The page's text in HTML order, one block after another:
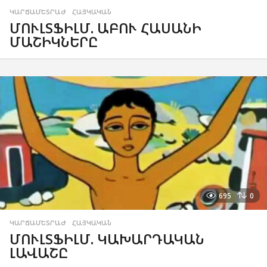
ԿԱՐՃԱՄԵՏՐԱԺ ,ՀԱՅԿԱԿԱՆ
ՄՈՒԼՏՖԻԼՄ. ԱԲՈՒ ՀԱՍԱՆԻ
ՄԱՇԻԿՆԵՐԸ
695 0
ԿԱՐՃԱՄԵՏՐԱԺ ,ՀԱՅԿԱԿԱՆ
ՄՈՒԼՏՖԻԼՄ. ԿԱԽԱՐԴԱԿԱՆ
ԼԱՎԱՇԸ